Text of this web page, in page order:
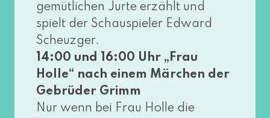
gemüt­li­chen Jurte erzählt und
spielt der Schauspieler Edward
Scheuzger.
14:00 und 16:00 Uhr „Frau
Holle“ nach einem Märchen der
Gebrüder Grimm
Nur wenn bei Frau Holle die